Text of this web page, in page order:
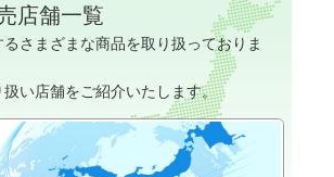
店舗一覧
さまざまな商品を取り扱っておりま
扱い店舗をご紹介いたします。